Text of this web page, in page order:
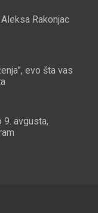
Aleksa Rakonjac
evo šta vas
9. avgusta,